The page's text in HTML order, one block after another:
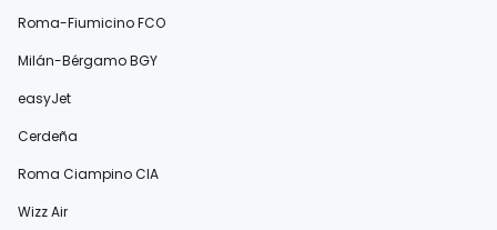
Roma-Fiumicino FCO
Milán-Bérgamo BGY
easyJet
Cerdeña
Roma Ciampino CIA
Wizz Air